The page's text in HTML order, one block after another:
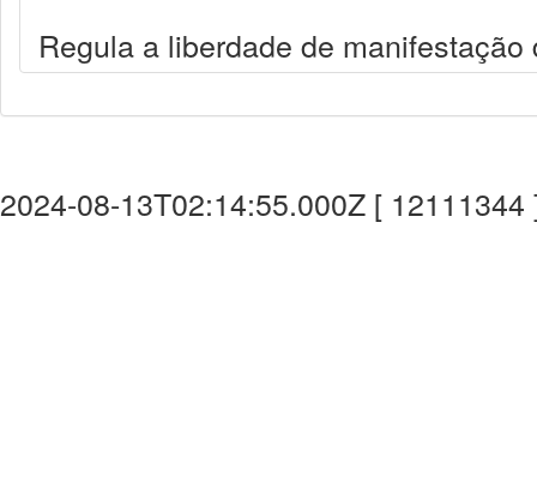
Regula a liberdade de
2024-08-13T02:14:55.000Z [ 12111344